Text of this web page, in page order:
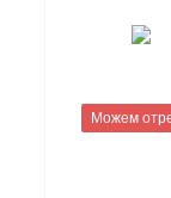
Можем